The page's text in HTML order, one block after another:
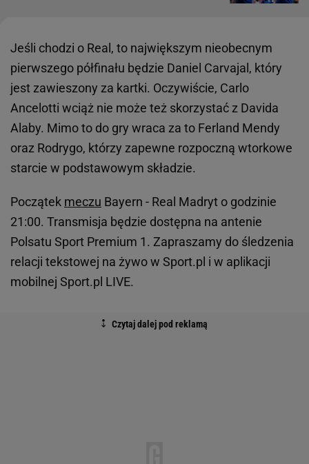
Jeśli chodzi o Real, to największym nieobecnym
pierwszego półfinału będzie Daniel Carvajal, który
jest zawieszony za kartki. Oczywiście, Carlo
Ancelotti wciąż nie może też skorzystać z Davida
Alaby. Mimo to do gry wraca za to Ferland Mendy
oraz Rodrygo, którzy zapewne rozpoczną wtorkowe
starcie w podstawowym składzie.
Początek meczu Bayern - Real Madryt o godzinie
21:00. Transmisja będzie dostępna na antenie
Polsatu Sport Premium 1. Zapraszamy do śledzenia
relacji tekstowej na żywo w Sport.pl i w aplikacji
mobilnej Sport.pl LIVE.